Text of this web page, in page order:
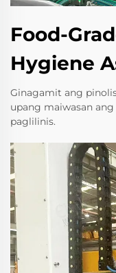
Food-
Hygiene
Ginagamit ang
upang maiwasan
paglilinis.